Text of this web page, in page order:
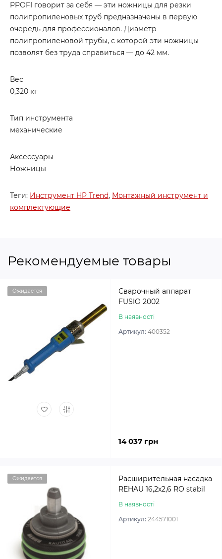
PPOFI говорит за себя — эти ножницы для резки
полипропиленовых труб предназначены в первую
очередь для профессионалов. Диаметр
полипропиленовой трубы, с которой эти ножницы
позволят без труда справиться — до 42 мм.
Вес
0,320 кг
Тип инструмента
механические
Аксессуары
Ножницы
Теги: Инструмент HP Trend, Монтажный инструмент и
комплектующие
Рекомендуемые товары
Ожидается
Сварочный аппарат
FUSIO 2002
В наявності
Артикул: 400352
14 037 грн
Ожидается
Расширительная насадка
REHAU 16,2х2,6 RO stabil
В наявності
Артикул: 244571001